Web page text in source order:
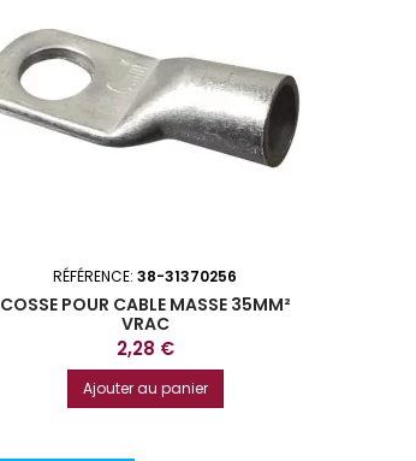
RÉFÉRENCE:38-31370256
COSSE POUR CABLE MASSE 35MM²
VRAC
Prix
2,28 €
Ajouter au panier